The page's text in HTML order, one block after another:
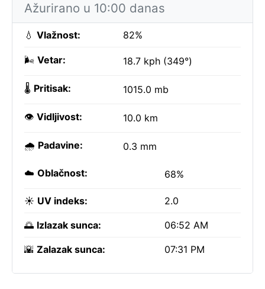
Ažurirano u 10:00 danas
💧 Vlažnost: 82%
🌬️ Vetar: 18.7 kph (349°)
🌡️ Pritisak: 1015.0 mb
👁️ Vidljivost: 10.0 km
🌧️ Padavine: 0.3 mm
☁️ Oblačnost: 68%
☀️ UV indeks: 2.0
🌅 Izlazak sunca: 06:52 AM
🌇 Zalazak sunca: 07:31 PM